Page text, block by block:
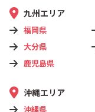
九州エリア
福岡県
大分県
鹿児島県
沖縄エリア
沖縄県